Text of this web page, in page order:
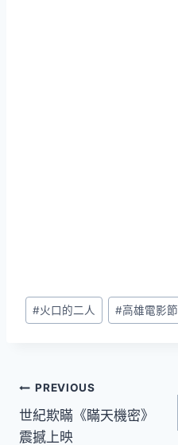
Post
Tags:
#火口的二人 #高雄電影節
文
章
PREVIOUS
世紀欺瞞《瞞天機密》
震撼上映